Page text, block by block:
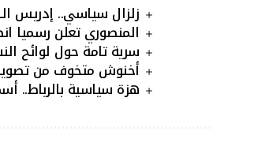
زلزال سياسي.. إدريس
المنصوري تعلن رسميا
سرية تامة حول لوائح
أخنوش متخوف من تصويت
هزة سياسية بالرباط..